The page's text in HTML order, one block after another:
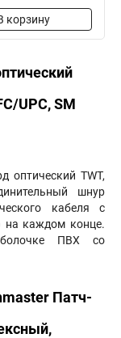
корзину
UPC, SM
оптический TWT,
шнур
кабеля с
на каждом конце.
ПВХ со
Патч-